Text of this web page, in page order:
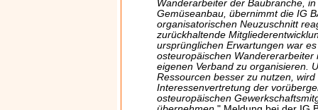
Wanderarbeiter der Baubranche,
Gemüseanbau, übernimmt die IG
organisatorischen Neuzuschnitt
zurückhaltende
ursprünglichen Erwartungen war
osteuropäischen
eigenen Verband zu organisieren.
Ressourcen besser zu nutzen, wird
Interessenvertretung der
osteuropäischen